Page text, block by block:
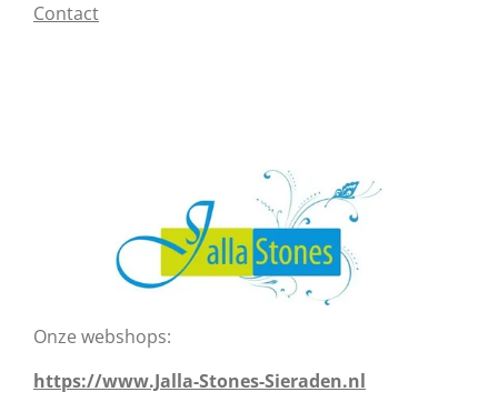
Contact
Onze webshops:
https://www.Jalla-Stones-Sieraden.nl